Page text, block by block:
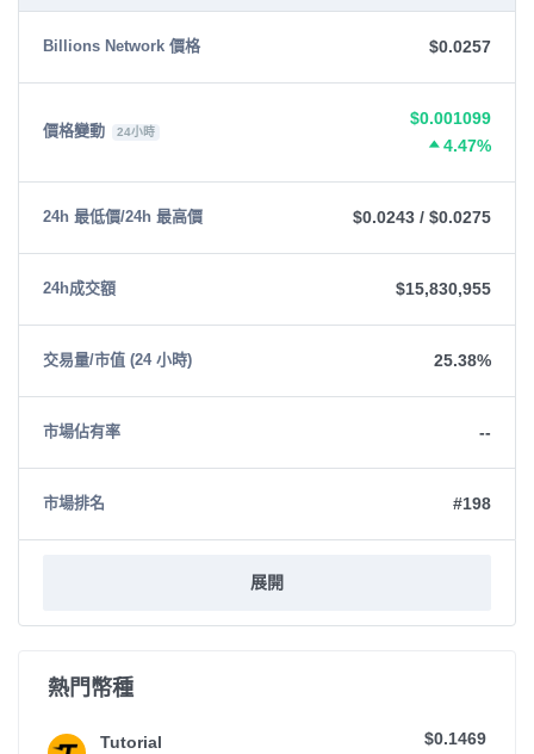
Billions Network 價格 $0.0257
價格變動 24小時
$0.001099
4.47%
24h 最低價/24h 最高價 $0.0243 / $0.0275
24h成交額 $15,830,955
交易量/市值 (24 小時) 25.38%
市場佔有率 --
市場排名 #198
展開
熱門幣種
Tutorial
$0.1469